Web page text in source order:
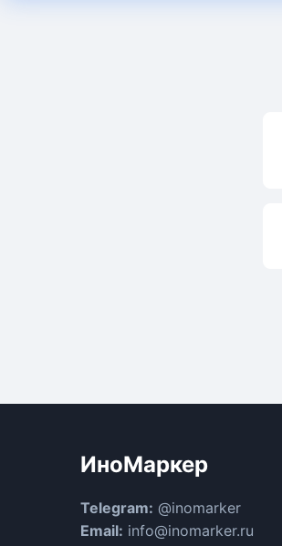
ИноМаркер
Telegram: @inomarker
Email: info@inomarker.ru